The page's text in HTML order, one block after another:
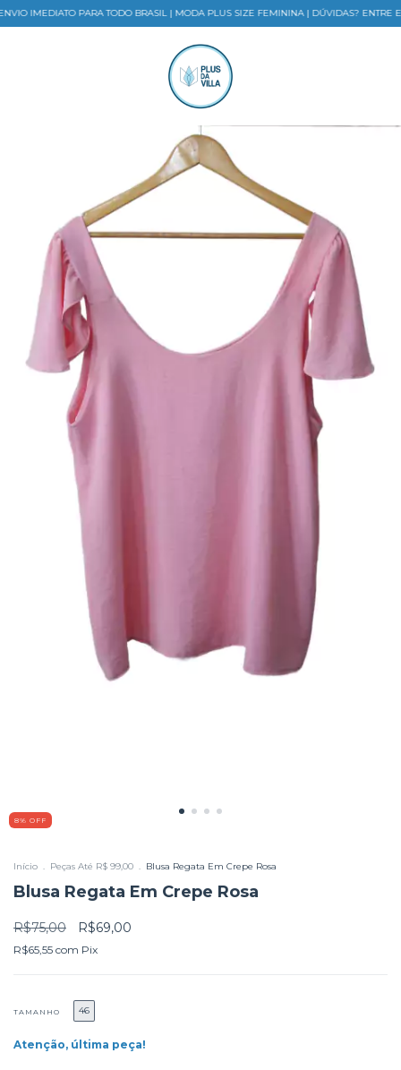
IMEDIATO PARA TODO BRASIL | MODA PLUS SIZE FEMININA | DÚVIDAS? ENTRE EM
8% OFF
Início . Peças Até R$ 99,00 . Blusa Regata Em Crepe Rosa
Blusa Regata Em Crepe Rosa
R$75,00 R$69,00
R$65,55 com Pix
TAMANHO 46
Atenção, última peça!